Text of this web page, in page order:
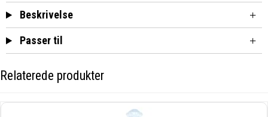
Beskrivelse
Passer til
Relaterede produkter